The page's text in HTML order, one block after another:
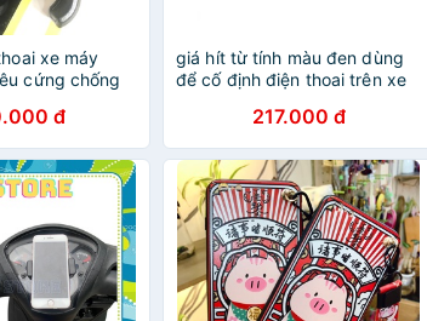
xe máy
cứng chống
đ
giá hít từ tính màu đen dùng
để cố định điện thoai trên xe
hàng chính hãng
217.000 đ